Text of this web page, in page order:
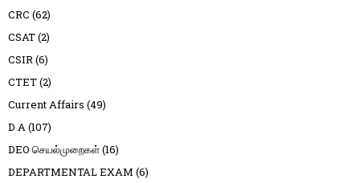
CRC (62)
CSAT(2)
CSIR(6)
CTET(2)
Current Affairs (49)
D A(107)
DEO செயல்முறைகள்(16)
DEPARTMENTAL EXAM (6)